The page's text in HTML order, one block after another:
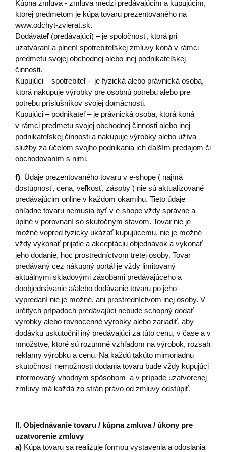
Kúpna zmluva - zmluva medzi predávajúcim a kupujúcim,
ktorej predmetom je kúpa tovaru prezentovaného na
www.odchyt-zvierat.sk.
Dodávateľ (predávajúci) – je spoločnosť, ktorá pri
uzatváraní a plnení spotrebiteľskej zmluvy koná v rámci
predmetu svojej obchodnej alebo inej podnikateľskej
činnosti.
Kupujúci – spotrebiteľ - je fyzická alebo právnická osoba,
ktorá nakupuje výrobky pre osobnú potrebu alebo pre
potrebu príslušníkov svojej domácnosti.
Kupujúci – podnikateľ – je právnická osoba, ktorá koná
v rámci predmetu svojej obchodnej činnosti alebo inej
podnikateľskej činnosti a nakupuje výrobky alebo užíva
služby za účelom svojho podnikania ich ďalším predajom či
obchodovaním s nimi.
f) Údaje prezentovaného tovaru v e-shope ( najmä
dostupnosť, cena, veľkosť, zásoby ) nie sú aktualizované
predávajúcim online v každom okamihu. Tieto údaje
ohľadne tovaru nemusia byť v e-shope vždy správne a
úplné v porovnaní so skutočným stavom. Tovar nie je
možné vopred fyzicky ukázať kupujúcemu, nie je možné
vždy vykonať prijatie a akceptáciu objednávok a vykonať
jeho dodanie, hoc prostredníctvom tretej osoby. Tovar
predávaný cez nákupný portál je vždy limitovaný
aktuálnymi skladovými zásobami predávajúceho a
doobjednávanie a/alebo dodávanie tovaru po jeho
vypredaní nie je možné, ani prostredníctvom inej osoby. V
určitých prípadoch predávajúci nebude schopný dodať
výrobky alebo rovnocenné výrobky alebo zariadiť, aby
dodávku uskutočnil iný predávajúci za túto cenu, v čase a v
množstve, ktoré sú rozumné vzhľadom na výrobok, rozsah
reklamy výrobku a cenu. Na každú takúto mimoriadnu
skutočnosť nemožnosti dodania tovaru bude vždy kupujúci
informovaný vhodným spôsobom a v prípade uzatvorenej
zmluvy má každá zo strán právo od zmluvy odstúpiť.
II. Objednávanie tovaru / kúpna zmluva / úkony pre
uzatvorenie zmluvy
a) Kúpa tovaru sa realizuje formou vystavenia a odoslania